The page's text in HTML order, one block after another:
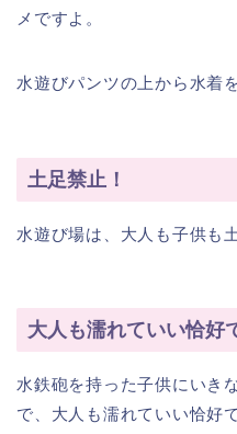
メですよ。
水遊びパンツの上から水着
土足禁止！
水遊び場は、大人も子供も
大人も濡れていい恰好
水鉄砲を持った子供にいき
で、大人も濡れていい恰好